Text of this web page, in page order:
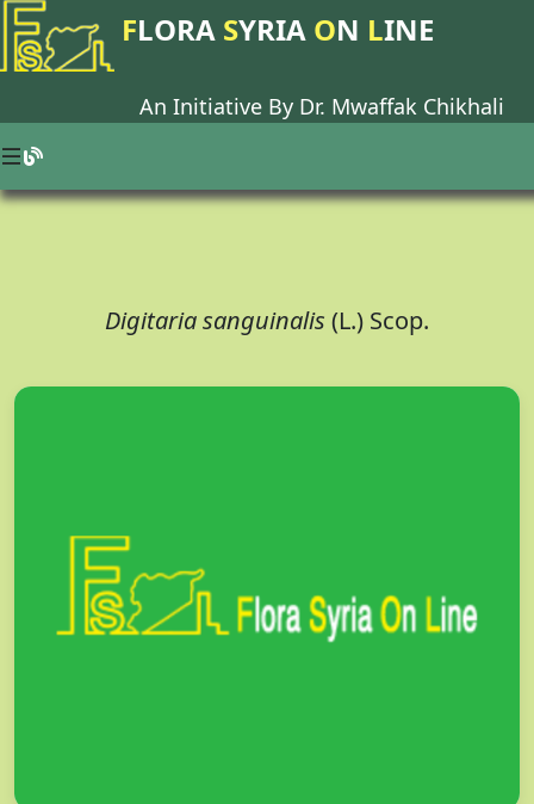
FLORA SYRIA ON LINE
An Initiative By Dr. Mwaffak Chikhali
Digitaria sanguinalis (L.) Scop.